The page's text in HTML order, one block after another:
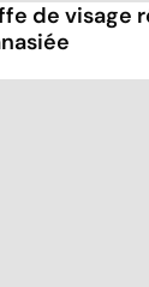
de visage